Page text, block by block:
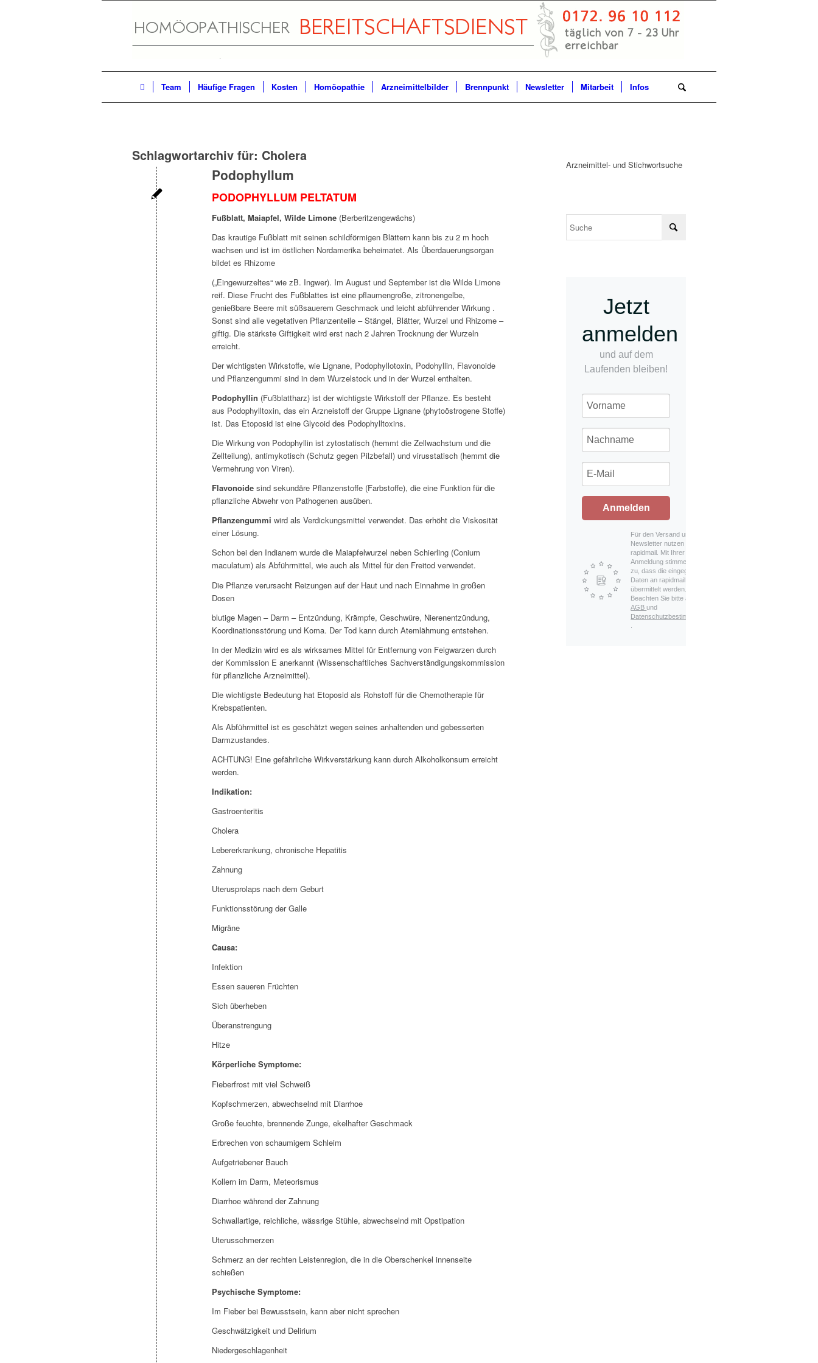
Team Häufige Fragen Kosten Homöopathie Arzneimittelbilder Brennpunkt Newsletter Mitarbeit Infos
Schlagwortarchiv für: Cholera
Podophyllum
PODOPHYLLUM PELTATUM
Fußblatt, Maiapfel, Wilde Limone (Berberitzengewächs)
Das krautige Fußblatt mit seinen schildförmigen Blättern kann bis zu 2 m hoch
wachsen und ist im östlichen Nordamerika beheimatet. Als Überdauerungsorgan
bildet es Rhizome
(„Eingewurzeltes“ wie zB. Ingwer). Im August und September ist die Wilde Limone
reif. Diese Frucht des Fußblattes ist eine pflaumengroße, zitronengelbe,
genießbare Beere mit süßsauerem Geschmack und leicht abführender Wirkung .
Sonst sind alle vegetativen Pflanzenteile – Stängel, Blätter, Wurzel und Rhizome –
giftig. Die stärkste Giftigkeit wird erst nach 2 Jahren Trocknung der Wurzeln
erreicht.
Der wichtigsten Wirkstoffe, wie Lignane, Podophyllotoxin, Podohyllin, Flavonoide
und Pflanzengummi sind in dem Wurzelstock und in der Wurzel enthalten.
Podophyllin (Fußblattharz) ist der wichtigste Wirkstoff der Pflanze. Es besteht
aus Podophylltoxin, das ein Arzneistoff der Gruppe Lignane (phytoöstrogene Stoffe)
ist. Das Etoposid ist eine Glycoid des Podophylltoxins.
Die Wirkung von Podophyllin ist zytostatisch (hemmt die Zellwachstum und die
Zellteilung), antimykotisch (Schutz gegen Pilzbefall) und virusstatisch (hemmt die
Vermehrung von Viren).
Flavonoide sind sekundäre Pflanzenstoffe (Farbstoffe), die eine Funktion für die
pflanzliche Abwehr von Pathogenen ausüben.
Pflanzengummi wird als Verdickungsmittel verwendet. Das erhöht die Viskosität
einer Lösung.
Schon bei den Indianern wurde die Maiapfelwurzel neben Schierling (Conium
maculatum) als Abführmittel, wie auch als Mittel für den Freitod verwendet.
Die Pflanze verursacht Reizungen auf der Haut und nach Einnahme in großen
Dosen
blutige Magen – Darm – Entzündung, Krämpfe, Geschwüre, Nierenentzündung,
Koordinationsstörung und Koma. Der Tod kann durch Atemlähmung entstehen.
In der Medizin wird es als wirksames Mittel für Entfernung von Feigwarzen durch
der Kommission E anerkannt (Wissenschaftliches Sachverständigungskommission
für pflanzliche Arzneimittel).
Die wichtigste Bedeutung hat Etoposid als Rohstoff für die Chemotherapie für
Krebspatienten.
Als Abführmittel ist es geschätzt wegen seines anhaltenden und gebesserten
Darmzustandes.
ACHTUNG! Eine gefährliche Wirkverstärkung kann durch Alkoholkonsum erreicht
werden.
Indikation:
Gastroenteritis
Cholera
Lebererkrankung, chronische Hepatitis
Zahnung
Uterusprolaps nach dem Geburt
Funktionsstörung der Galle
Migräne
Causa:
Infektion
Essen saueren Früchten
Sich überheben
Überanstrengung
Hitze
Körperliche Symptome:
Fieberfrost mit viel Schweiß
Kopfschmerzen, abwechselnd mit Diarrhoe
Große feuchte, brennende Zunge, ekelhafter Geschmack
Erbrechen von schaumigem Schleim
Aufgetriebener Bauch
Kollern im Darm, Meteorismus
Diarrhoe während der Zahnung
Schwallartige, reichliche, wässrige Stühle, abwechselnd mit Opstipation
Uterusschmerzen
Schmerz an der rechten Leistenregion, die in die Oberschenkel innenseite
schießen
Psychische Symptome:
Im Fieber bei Bewusstsein, kann aber nicht sprechen
Geschwätzigkeit und Delirium
Niedergeschlagenheit
Arzneimittel- und Stichwortsuche
Jetzt
anmelden
und auf dem
Laufenden bleiben!
Anmelden
Für den Versand unserer
Newsletter nutzen wir
rapidmail. Mit Ihrer
Anmeldung stimmen Sie
zu, dass die eingegebenen
Daten an rapidmail
übermittelt werden.
Beachten Sie bitte auch die
AGBund
Datenschutzbestimmungen